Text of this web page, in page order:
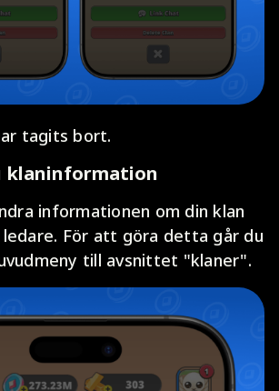
tagits bort.
klaninformation
informationen om din klan
ledare. För att göra detta går du
till avsnittet "klaner".